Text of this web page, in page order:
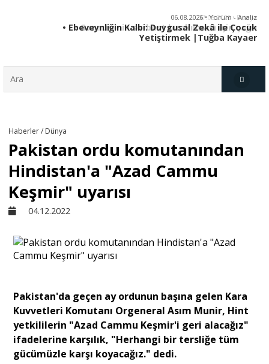
06.08.2026 • Yorum - Analiz
• Ebeveynliğin Kalbi: Duygusal Zekâ ile Çocuk
Yetiştirmek |Tuğba Kayaer
Derkenar
Sivil Toplum
Kültür - Sanat
Dünya
Yorum - Analiz
Haberler / Dünya
Pakistan ordu komutanından
Hindistan'a "Azad Cammu
Keşmir" uyarısı
04.12.2022
Pakistan'da geçen ay ordunun başına gelen Kara
Kuvvetleri Komutanı Orgeneral Asım Munir, Hint
yetkililerin "Azad Cammu Keşmir'i geri alacağız"
ifadelerine karşılık, "Herhangi bir tersliğe tüm
gücümüzle karşı koyacağız." dedi.